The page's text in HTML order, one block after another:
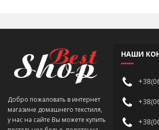
Добро пожаловать в интернет
магазине домашнего текстиля,
у нас на сайте Вы можете купить
НАШИ